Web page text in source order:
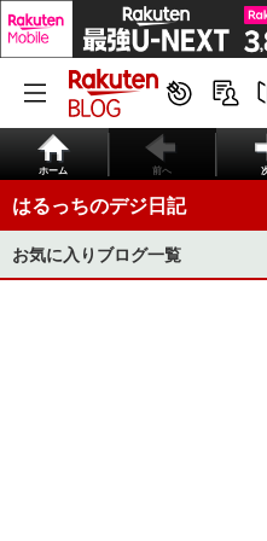
ホーム 前へ
はるっちのデジ日記
お気に入りブログ一覧